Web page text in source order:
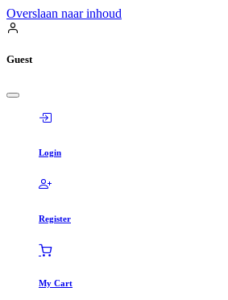
Overslaan naar inhoud
Guest
Login
Register
My Cart